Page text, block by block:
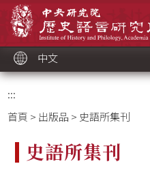
中文
:::
首頁 > 出版品 > 史語所集刊
史語所集刊